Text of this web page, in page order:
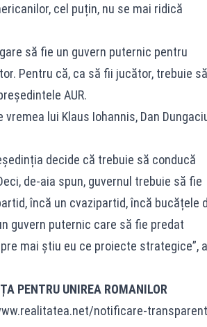
cel puțin, nu se mai ridică
să fie un guvern puternic pentru
Pentru că, ca să fii jucător, trebuie
AUR.
lui Klaus Iohannis, Dan
decide că trebuie să conducă
de-aia spun, guvernul trebuie să fie
încă un cvazipartid, încă bucățele
guvern puternic care să fie predat
mai știu eu ce proiecte strategice”, a
PENTRU UNIREA ROMANILOR
notificare-